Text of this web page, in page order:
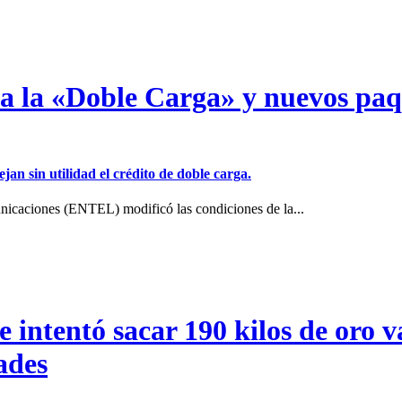
la «Doble Carga» y nuevos
sin utilidad el crédito de doble carga.
(ENTEL) modificó las condiciones de la...
intentó sacar 190 kilos de oro